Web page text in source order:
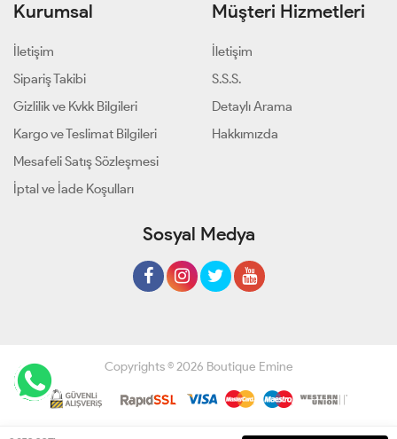
Kurumsal
İletişim
Sipariş Takibi
Gizlilik ve Kvkk Bilgileri
Kargo ve Teslimat Bilgileri
Mesafeli Satış Sözleşmesi
İptal ve İade Koşulları
Müşteri Hizmetleri
İletişim
S.S.S.
Detaylı Arama
Hakkımızda
Sosyal Medya
Copyrights © 2026 Boutique Emine